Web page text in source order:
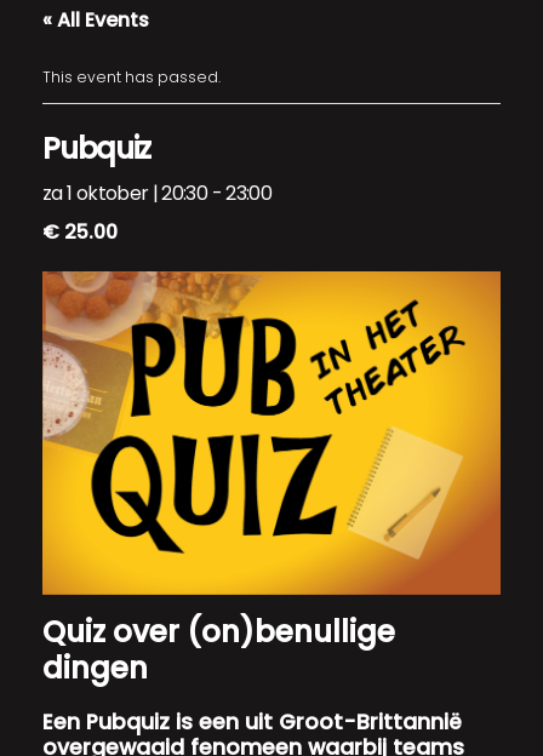
« All Events
This event has passed.
Pubquiz
za 1 oktober | 20:30-23:00
€ 25.00
Quiz over (on)benullige
dingen
Een Pubquiz is een uit Groot-Brittannië
overgewaaid fenomeen waarbij teams